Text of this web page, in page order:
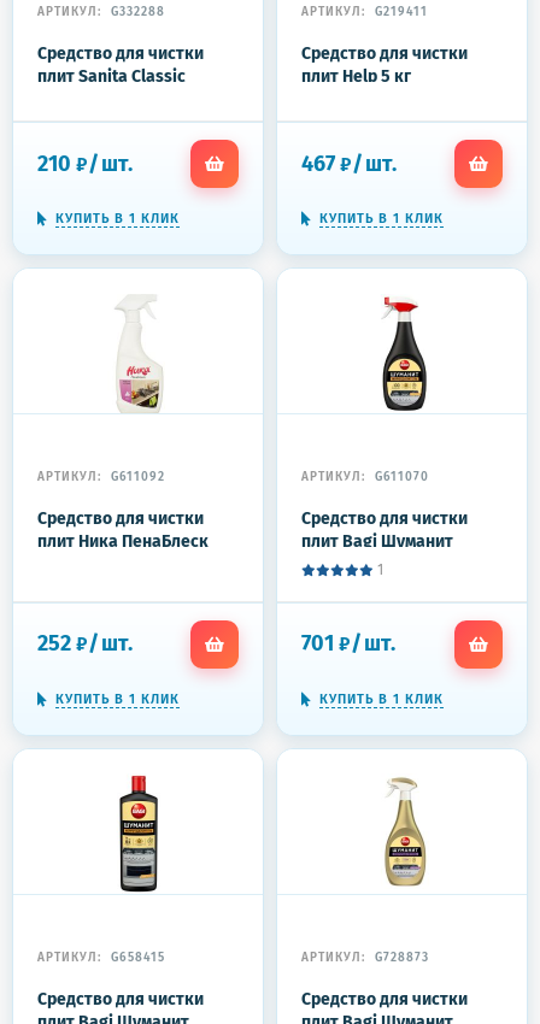
АРТИКУЛ: G332288
Средство для чистки
плит Sanita Classic
210 ₽/шт.
КУПИТЬ В 1 КЛИК
АРТИКУЛ: G219411
Средство для чистки
плит Help 5 кг
467 ₽/шт.
КУПИТЬ В 1 КЛИК
АРТИКУЛ: G611092
Средство для чистки
плит Ника ПенаБлеск
252 ₽/шт.
КУПИТЬ В 1 КЛИК
АРТИКУЛ: G611070
Средство для чистки
плит Bagi Шуманит
Жироудалитель 400 мл
1
701 ₽/шт.
КУПИТЬ В 1 КЛИК
АРТИКУЛ: G658415
Средство для чистки
АРТИКУЛ: G728873
Средство для чистки